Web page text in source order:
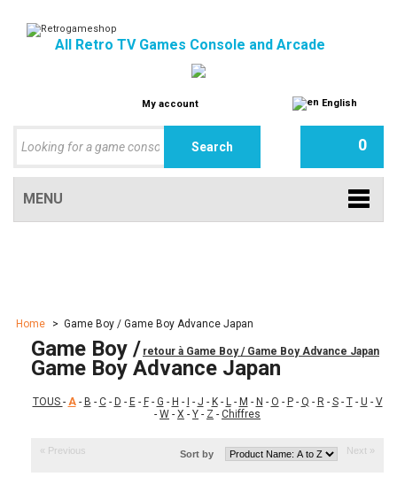
All Retro TV Games Console and Arcade
My account English
0
MENU
Home > Game Boy / Game Boy Advance Japan
retour à Game Boy / Game Boy Advance Japan
Game Boy /
Game Boy Advance Japan
TOUS - A- B - C- D - E- F- G - H - - J - K- L- M - N - O - P- Q - R - S- T- U - V
- W - X - Y - Z - Chiffres
« Previous Next »
Sort by